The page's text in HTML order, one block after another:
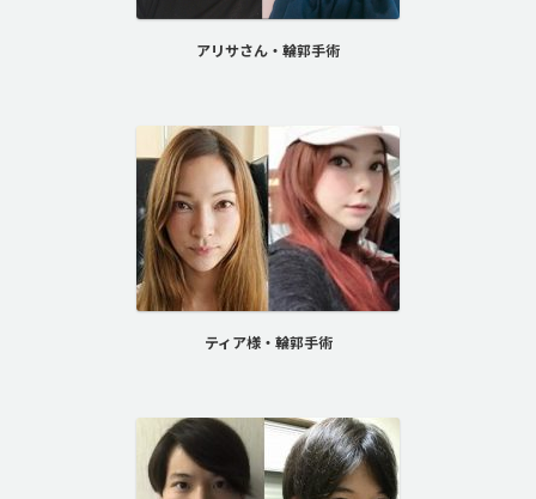
アリサさん・輪郭手術
ティア様・輪郭手術